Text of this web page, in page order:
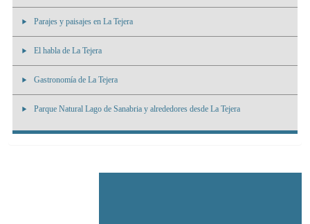
Parajes y paisajes en La Tejera
El habla de La Tejera
Gastronomía de La Tejera
Parque Natural Lago de Sanabria y alrededores desde La Tejera